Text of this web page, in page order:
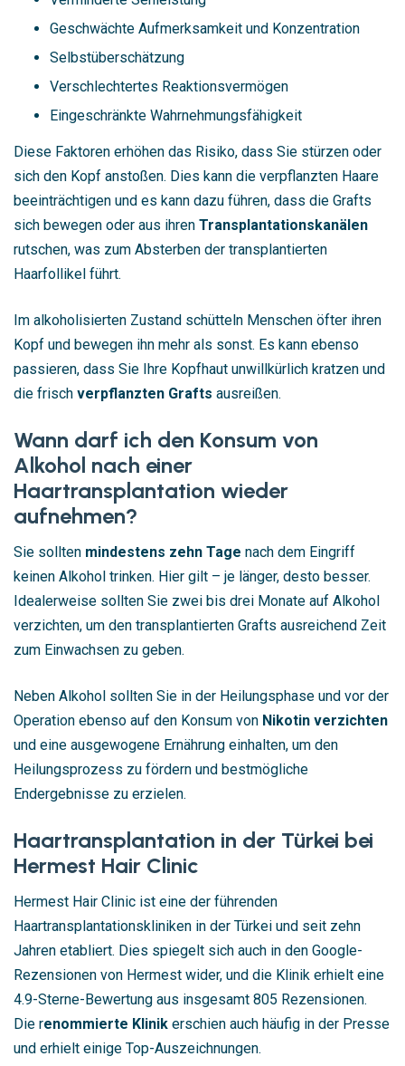
Geschwächte Aufmerksamkeit und Konzentration
Selbstüberschätzung
Verschlechtertes Reaktionsvermögen
Eingeschränkte Wahrnehmungsfähigkeit
Diese Faktoren erhöhen das Risiko, dass Sie stürzen oder
sich den Kopf anstoßen. Dies kann die verpflanzten Haare
beeinträchtigen und es kann dazu führen, dass die Grafts
sich bewegen oder aus ihren Transplantationskanälen
rutschen, was zum Absterben der transplantierten
Haarfollikel führt.
Im alkoholisierten Zustand schütteln Menschen öfter ihren
Kopf und bewegen ihn mehr als sonst. Es kann ebenso
passieren, dass Sie Ihre Kopfhaut unwillkürlich kratzen und
die frisch verpflanzten Grafts ausreißen.
Wann darf ich den Konsum von
Alkohol nach einer
Haartransplantation wieder
aufnehmen?
Sie sollten mindestens zehn Tage nach dem Eingriff
keinen Alkohol trinken. Hier gilt – je länger, desto besser.
Idealerweise sollten Sie zwei bis drei Monate auf Alkohol
verzichten, um den transplantierten Grafts ausreichend Zeit
zum Einwachsen zu geben.
Neben Alkohol sollten Sie in der Heilungsphase und vor der
Operation ebenso auf den Konsum von Nikotin verzichten
und eine ausgewogene Ernährung einhalten, um den
Heilungsprozess zu fördern und bestmögliche
Endergebnisse zu erzielen.
Haartransplantation in der Türkei bei
Hermest Hair Clinic
Hermest Hair Clinic ist eine der führenden
Haartransplantationskliniken in der Türkei und seit zehn
Jahren etabliert. Dies spiegelt sich auch in den Google-
Rezensionen von Hermest wider, und die Klinik erhielt eine
4.9-Sterne-Bewertung aus insgesamt 805 Rezensionen.
Die renommierte Klinik erschien auch häufig in der Presse
und erhielt einige Top-Auszeichnungen.